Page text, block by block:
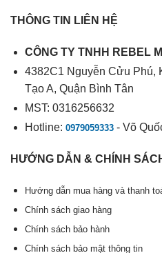
THÔNG TIN LIÊN HỆ
CÔNG TY TNHH REBEL
4382C1 Nguyễn Cửu Phú,
Tạo A, Quận Bình Tân
MST: 0316256632
Hotline: 0979059333- Võ
HƯỚNG DẪN & CHÍNH
Hướng dẫn mua hàng và thanh
Chính sách giao hàng
Chính sách bảo hành
Chính sách bảo mật thông tin